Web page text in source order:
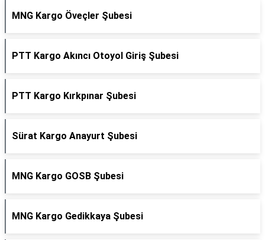
MNG Kargo Öveçler Şubesi
PTT Kargo Akıncı Otoyol Giriş Şubesi
PTT Kargo Kırkpınar Şubesi
Sürat Kargo Anayurt Şubesi
MNG Kargo GOSB Şubesi
MNG Kargo Gedikkaya Şubesi